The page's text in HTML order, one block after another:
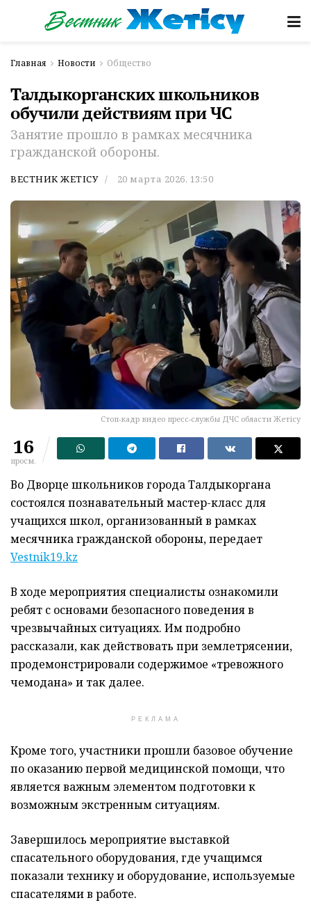
Главная Новости Общество
Талдыкорганских школьников
обучили действиям при ЧС
Занятие прошло в рамках месячника
гражданской обороны.
ВЕСТНИК ЖЕТІСУ 20 марта 2026, 13:50
Стоп-кадр видео пресс-службы ДЧС области Жетісу
16
просм.
Во Дворце школьников города Талдыкоргана
состоялся познавательный мастер-класс для
учащихся школ, организованный в рамках
месячника гражданской обороны, передает
Vestnik19.kz
В ходе мероприятия специалисты ознакомили
ребят с основами безопасного поведения в
чрезвычайных ситуациях. Им подробно
рассказали, как действовать при землетрясении,
продемонстрировали содержимое «тревожного
чемодана» и так далее.
РЕКЛАМА
Кроме того, участники прошли базовое обучение
по оказанию первой медицинской помощи, что
является важным элементом подготовки к
возможным экстренным ситуациям.
Завершилось мероприятие выставкой
спасательного оборудования, где учащимся
показали технику и оборудование, используемые
спасателями в работе.